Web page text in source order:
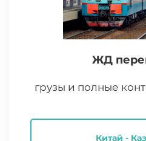
ЖД
грузы и полные
Китай -